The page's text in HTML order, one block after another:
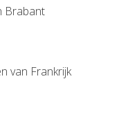
Brabant
van Frankrijk